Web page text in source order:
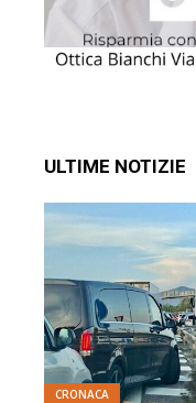
ULTIME NOTIZIE
CRONACA